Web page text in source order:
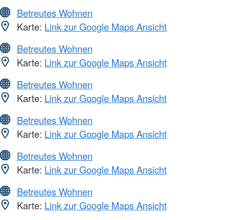
Betreutes Wohnen
Karte: Link zur Google Maps Ansicht
Betreutes Wohnen
Karte: Link zur Google Maps Ansicht
Betreutes Wohnen
Karte: Link zur Google Maps Ansicht
Betreutes Wohnen
Karte: Link zur Google Maps Ansicht
Betreutes Wohnen
Karte: Link zur Google Maps Ansicht
Betreutes Wohnen
Karte: Link zur Google Maps Ansicht